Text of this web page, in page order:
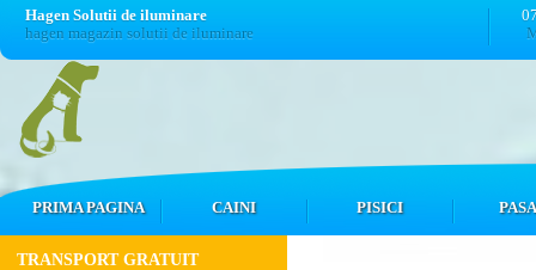
Hagen Solutii de iluminare
hagen magazin solutii de iluminare
PRIMA PAGINA CAINI PISICI
TRANSPORT GRATUIT